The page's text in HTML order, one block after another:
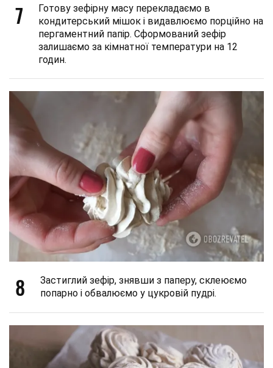
7
Готову зефірну масу перекладаємо в
кондитерський мішок і видавлюємо порційно на
пергаментний папір. Сформований зефір
залишаємо за кімнатної температури на 12
годин.
8
Застиглий зефір, знявши з паперу, склеюємо
попарно і обвалюємо у цукровій пудрі.